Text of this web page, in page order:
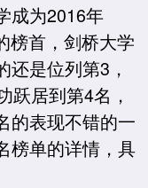
成为2016年
榜首，剑桥大学
还是位列第3，
跃居到第4名，
的表现不错的一
榜单的详情，具